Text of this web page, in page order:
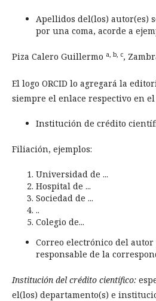
Apellidos del(los) autor(es)
por una coma, acorde a
Piza Calero Guillermo a, b, c,
El logo ORCID lo agregará la
siempre el enlace respectivo en
Institución de crédito
Filiación, ejemplos:
Universidad de ...
Hospital de ...
Sociedad de ...
..
Colegio de...
Correo electrónico del
responsable de la
Institución del crédito científico:
el(los) departamento(s) e